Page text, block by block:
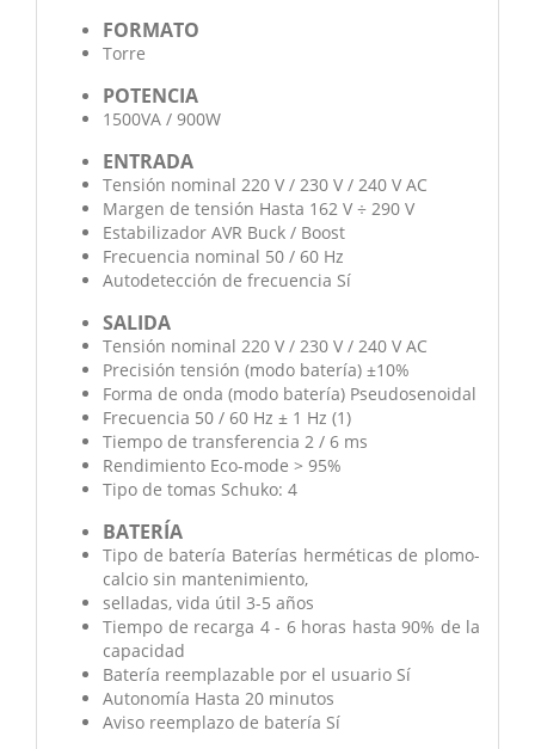
FORMATO
Torre
POTENCIA
1500VA / 900W
ENTRADA
Tensión nominal 220 V / 230 V / 240 V AC
Margen de tensión Hasta 162 V ÷ 290 V
Estabilizador AVR Buck / Boost
Frecuencia nominal 50 / 60 Hz
Autodetección de frecuencia Sí
SALIDA
Tensión nominal 220 V / 230 V / 240 V AC
Precisión tensión (modo batería) ±10%
Forma de onda (modo batería) Pseudosenoidal
Frecuencia 50 / 60 Hz ± 1 Hz (1)
Tiempo de transferencia 2 / 6 ms
Rendimiento Eco-mode > 95%
Tipo de tomas Schuko: 4
BATERÍA
Tipo de batería Baterías herméticas de plomo-
calcio sin mantenimiento,
selladas, vida útil 3-5 años
Tiempo de recarga 4 - 6 horas hasta 90% de la
capacidad
Batería reemplazable por el usuario Sí
Autonomía Hasta 20 minutos
Aviso reemplazo de batería Sí